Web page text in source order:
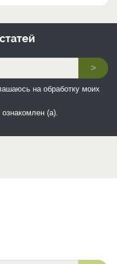
>
на обработку моих
ознакомлен (а).